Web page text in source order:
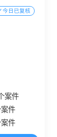
今日已复核
案件
件
件